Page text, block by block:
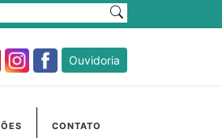
Ouvidoria
CONTATO